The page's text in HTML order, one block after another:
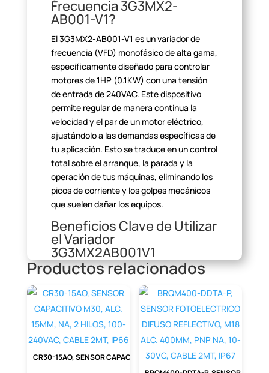
Frecuencia 3G3MX2-
AB001-V1?
El 3G3MX2-AB001-V1 es un variador de
frecuencia (VFD) monofásicode alta gama,
específicamente diseñado para controlar
motores de 1HP (0.1KW) con una tensión
de entrada de 240VAC. Este dispositivo
permite regular demanera continua la
velocidad y el par de un motor eléctrico,
ajustándolo a las demandas específicas de
tu aplicación. Esto se traduce en un control
total sobre el arranque, la parada y la
operación de tus máquinas, eliminandolos
picos de corriente y los golpes mecánicos
que suelen dañar losequipos.
Beneficios Clave de Utilizar
el Variador
3G3MX2AB001V1
Integrar este variador en tus sistemas
reporta ventajas inmediatas
No solo se trata de control, sino de una
inversióninteligente en eficiencia y
protección.
Impacto en Tu Operación
Reduce el consumo de
Productos relacionados